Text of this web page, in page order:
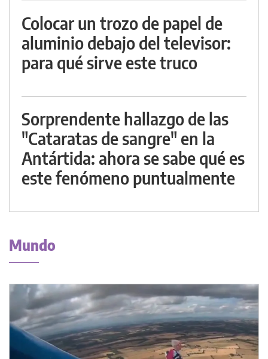
Colocar un trozo de papel de
aluminio debajo del televisor:
para qué sirve este truco
Sorprendente hallazgo de las
"Cataratas de sangre" en la
Antártida: ahora se sabe qué es
este fenómeno puntualmente
Mundo